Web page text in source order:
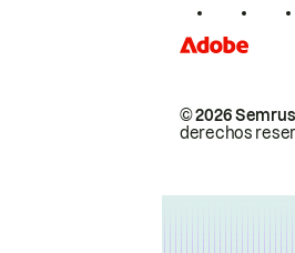
© 2026
derechos